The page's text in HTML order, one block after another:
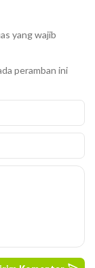
yang wajib
peramban ini